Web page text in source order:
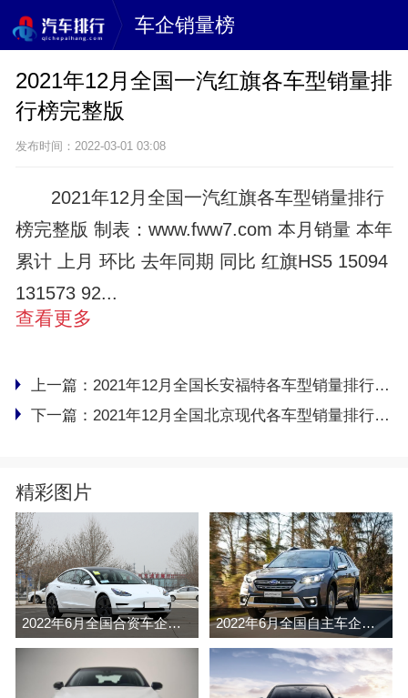
车企销量榜
2021年12月全国一汽红旗各车型销量排
行榜完整版
发布时间：2022-03-01 03:08
2021年12月全国一汽红旗各车型销量排行
榜完整版 制表：www.fww7.com 本月销量 本年
累计 上月 环比 去年同期 同比 红旗HS5 15094
131573 92...
查看更多
上一篇： 2021年12月全国长安福特各车型销量排行榜完整版
下一篇： 2021年12月全国北京现代各车型销量排行榜完整版
精彩图片
2022年6月全国合资车企销量排行榜完整版 2022年6月全国自主车企销量排行榜完整版